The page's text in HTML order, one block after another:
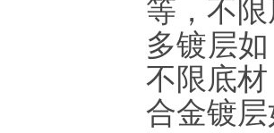
等， 不
多镀层
不限底材
合金镀